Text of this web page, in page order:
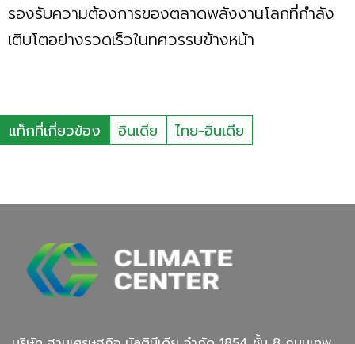
รองรับความต้องการของตลาดพลังงานโลกที่กำลัง
เติบโตอย่างรวดเร็วในทศวรรษข้างหน้า
แท็กที่เกี่ยวข้อง อินเดีย ไทย-อินเดีย